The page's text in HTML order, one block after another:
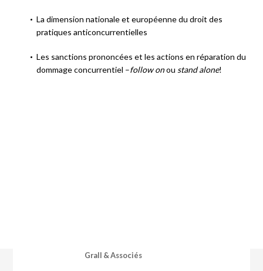
La dimension nationale et européenne du droit des
pratiques anticoncurrentielles
Les sanctions prononcées et les actions en réparation du
dommage concurrentiel –follow onou stand alone!
Grall & Associés